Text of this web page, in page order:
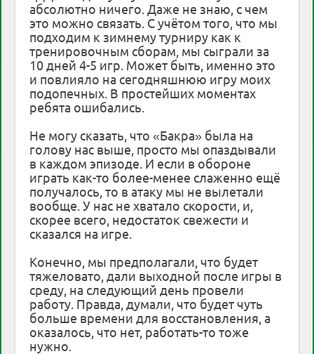
абсолютно ничего. Даже не знаю, с чем
это можно связать. С учётом того, что мы
подходим к зимнему турниру как к
тренировочным сборам, мы сыграли за
10 дней 4-5 игр. Может быть, именно это
и повлияло на сегодняшнюю игру моих
подопечных. В простейших моментах
ребята ошибались.
Не могу сказать, что «Бакра» была на
голову нас выше, просто мы опаздывали
в каждом эпизоде. И если в обороне
играть как-то более-менее слаженно ещё
получалось, то в атаку мы не вылетали
вообще. У нас не хватало скорости, и,
скорее всего, недостаток свежести и
сказался на игре.
Конечно, мы предполагали, что будет
тяжеловато, дали выходной после игры в
среду, на следующий день провели
работу. Правда, думали, что будет чуть
больше времени для восстановления, а
оказалось, что нет, работать-то тоже
нужно.